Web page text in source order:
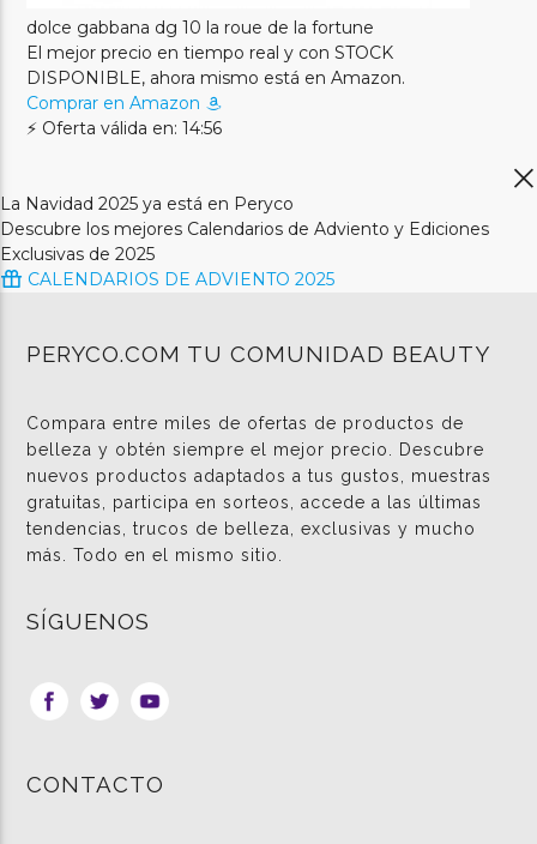
dolce gabbana dg 10 la roue de la fortune
El mejor precio en tiempo real y con STOCK
DISPONIBLE, ahora mismo está en Amazon.
Comprar en Amazon
⚡ Oferta válida en: 14:56
La Navidad 2025 ya está en Peryco
Descubre los mejores Calendarios de Adviento y Ediciones
Exclusivas de 2025
CALENDARIOS DE ADVIENTO 2025
PERYCO.COM TU COMUNIDAD BEAUTY
Compara entre miles de ofertas de productos de
belleza y obtén siempre el mejor precio. Descubre
nuevos productos adaptados a tus gustos, muestras
gratuitas, participa en sorteos, accede a las últimas
tendencias, trucos de belleza, exclusivas y mucho
más. Todo en el mismo sitio.
SÍGUENOS
CONTACTO